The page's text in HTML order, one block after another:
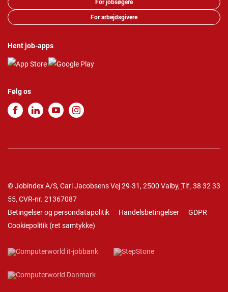
For jobsøgere
For arbejdsgivere
Hent job-apps
Følg os
© Jobindex A/S, Carl Jacobsens Vej 29-31, 2500 Valby, Tlf. 38 32 33
55, CVR-nr. 21367087
Betingelser og persondatapolitik
Handelsbetingelser
GDPR
Cookiepolitik (ret samtykke)